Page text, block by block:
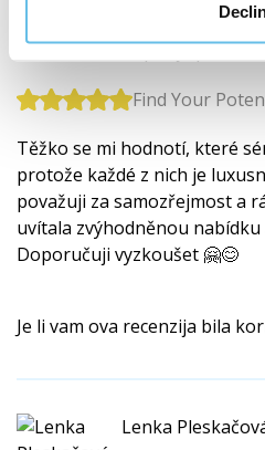
prevedi)
Kupac je
Find Your
Těžko se mi hodnotí, které
protože každé z nich je
považuji za samozřejmost a
uvítala zvýhodněnou nabídku
Doporučuji vyzkoušet 🤗😊
Je li vam ova recenzija bila
Lenka